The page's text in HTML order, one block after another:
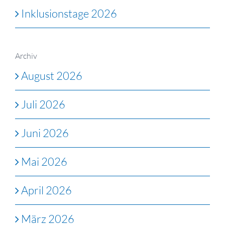
Inklusionstage 2026
Archiv
August 2026
Juli 2026
Juni 2026
Mai 2026
April 2026
März 2026